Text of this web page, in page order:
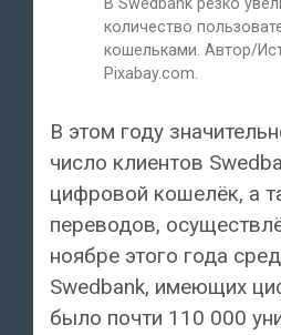
количество
кошельками. Автор/
Pixabay.com.
В этом году
число клиентов
цифровой кошелёк, а
переводов,
ноябре этого года
Swedbank, имеющих
было почти 110 000